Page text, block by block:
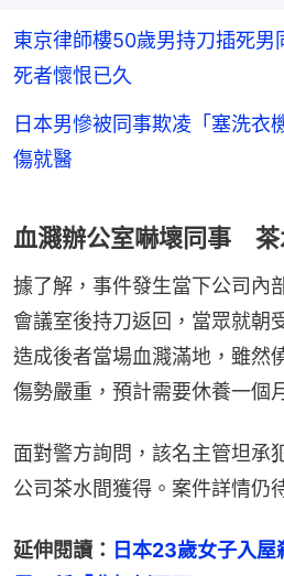
東京律師樓50歲男持刀插死
死者懷恨已久
日本男慘被同事欺凌「塞洗
傷就醫
血濺辦公室嚇壞同事 茶
據了解，事件發生當下公司內
會議室後持刀返回，當眾就朝
造成後者當場血濺滿地，雖然
傷勢嚴重，預計需要休養一個
面對警方詢問，該名主管坦承
公司茶水間獲得。案件詳情仍
延伸閱讀： 日本23歲女子入